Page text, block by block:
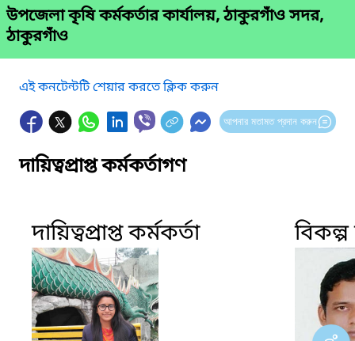
উপজেলা কৃষি কর্মকর্তার কার্যালয়, ঠাকুরগাঁও সদর,
ঠাকুরগাঁও
এই কনটেন্টটি শেয়ার করতে ক্লিক করুন
আপনার মতামত প্রদান করুন
দায়িত্বপ্রাপ্ত কর্মকর্তাগণ
দায়িত্বপ্রাপ্ত কর্মকর্তা বিকল্প